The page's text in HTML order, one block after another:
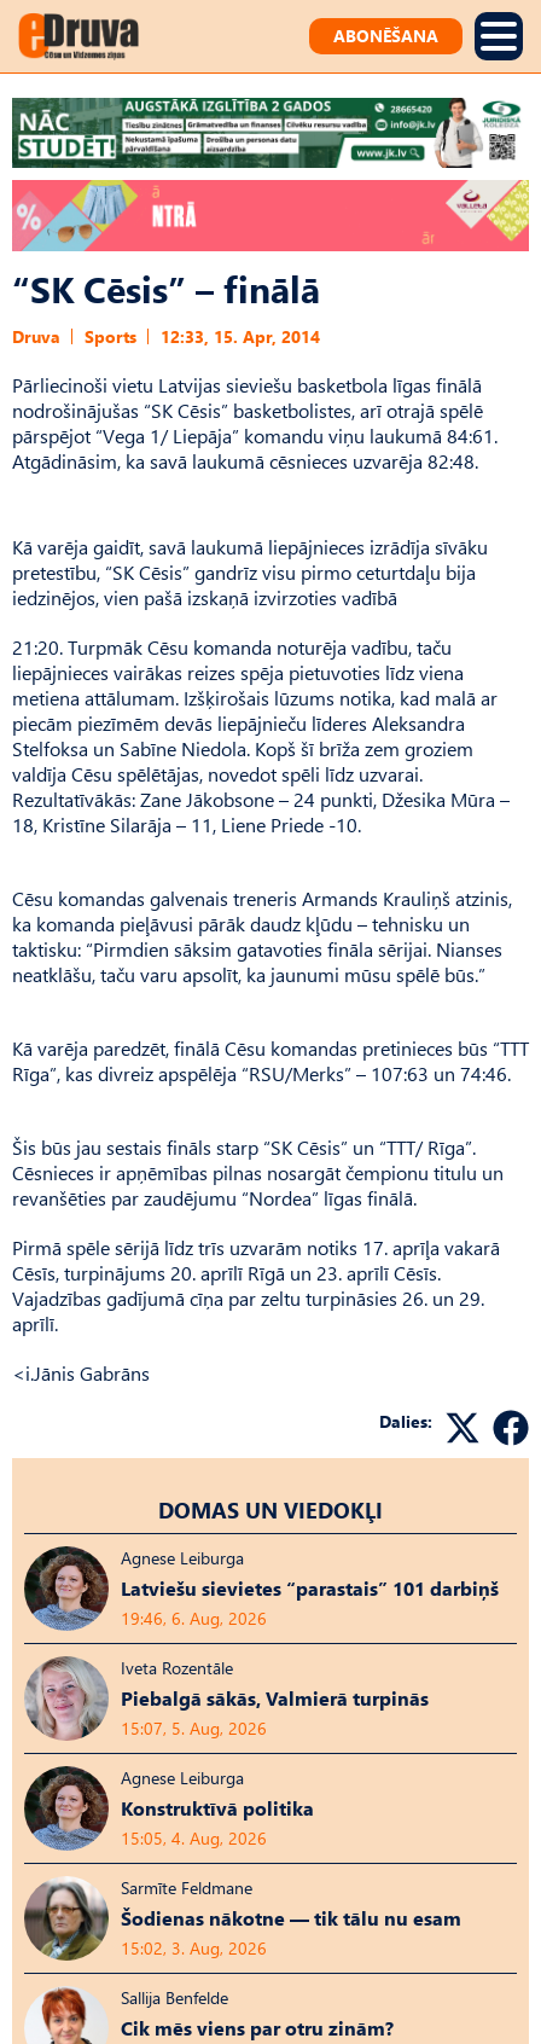
ABONĒŠANA
“SK Cēsis” – finālā
Druva Sports 12:33, 15. Apr, 2014
Pārliecinoši vietu Latvijas sieviešu basketbola līgas finālā
nodrošinājušas “SK Cēsis” basketbolistes, arī otrajā spēlē
pārspējot “Vega 1/ Liepāja” komandu viņu laukumā 84:61.
Atgādināsim, ka savā laukumā cēsnieces uzvarēja 82:48.
Kā varēja gaidīt, savā laukumā liepājnieces izrādīja sīvāku
pretestību, “SK Cēsis” gandrīz visu pirmo ceturtdaļu bija
iedzinējos, vien pašā izskaņā izvirzoties vadībā
21:20. Turpmāk Cēsu komanda noturēja vadību, taču
liepājnieces vairākas reizes spēja pietuvoties līdz viena
metiena attālumam. Izšķirošais lūzums notika, kad malā ar
piecām piezīmēm devās liepājnieču līderes Aleksandra
Stelfoksa un Sabīne Niedola. Kopš šī brīža zem groziem
valdīja Cēsu spēlētājas, novedot spēli līdz uzvarai.
Rezultatīvākās: Zane Jākobsone – 24 punkti, Džesika Mūra –
18, Kristīne Silarāja – 11, Liene Priede -10.
Cēsu komandas galvenais treneris Armands Krauliņš atzinis,
ka komanda pieļāvusi pārāk daudz kļūdu – tehnisku un
taktisku: “Pirmdien sāksim gatavoties fināla sērijai. Nianses
neatklāšu, taču varu apsolīt, ka jaunumi mūsu spēlē būs.”
Kā varēja paredzēt, finālā Cēsu komandas pretinieces būs “TTT
Rīga”, kas divreiz apspēlēja “RSU/Merks” – 107:63 un 74:46.
Šis būs jau sestais fināls starp “SK Cēsis” un “TTT/ Rīga”.
Cēsnieces ir apņēmības pilnas nosargāt čempionu titulu un
revanšēties par zaudējumu “Nordea” līgas finālā.
Pirmā spēle sērijā līdz trīs uzvarām notiks 17. aprīļa vakarā
Cēsīs, turpinājums 20. aprīlī Rīgā un 23. aprīlī Cēsīs.
Vajadzības gadījumā cīņa par zeltu turpināsies 26. un 29.
aprīlī.
<i.Jānis Gabrāns
Dalies:
DOMAS UN VIEDOKĻI
Agnese Leiburga
Latviešu sievietes “parastais” 101 darbiņš
19:46, 6. Aug, 2026
Iveta Rozentāle
Piebalgā sākās, Valmierā turpinās
15:07, 5. Aug, 2026
Agnese Leiburga
Konstruktīvā politika
15:05, 4. Aug, 2026
Sarmīte Feldmane
Šodienas nākotne — tik tālu nu esam
15:02, 3. Aug, 2026
Sallija Benfelde
Cik mēs viens par otru zinām?